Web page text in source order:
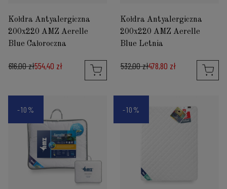
Kołdra Antyalergiczna
200x220 AMZ Aerelle
Blue Całoroczna
616,00 zł554,40 zł
Kołdra Antyalergiczna
200x220 AMZ Aerelle
Blue Letnia
532,00 zł478,80 zł
-10% -10%